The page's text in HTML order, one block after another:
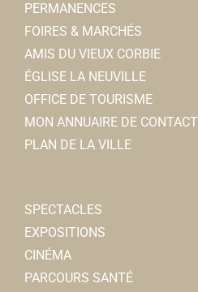
PERMANENCES
FOIRES & MARCHÉS
AMIS DU VIEUX CORBIE
ÉGLISE LA NEUVILLE
OFFICE DE TOURISME
MON ANNUAIRE DE CONTACT
PLAN DE LA VILLE
SPECTACLES
EXPOSITIONS
CINÉMA
PARCOURS SANTÉ